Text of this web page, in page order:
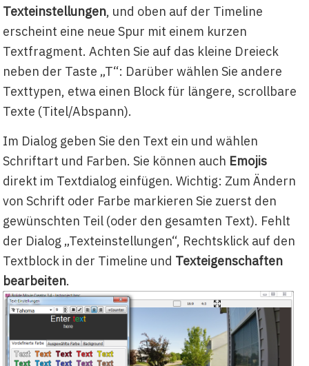
Texteinstellungen, und oben auf der Timeline
erscheint eine neue Spur mit einem kurzen
Textfragment. Achten Sie auf das kleine Dreieck
neben der Taste „T“: Darüber wählen Sie andere
Texttypen, etwa einen Block für längere, scrollbare
Texte (Titel/Abspann).
Im Dialog geben Sie den Text ein und wählen
Schriftart und Farben. Sie können auch Emojis
direkt im Textdialog einfügen. Wichtig: Zum Ändern
von Schrift oder Farbe markieren Sie zuerst den
gewünschten Teil (oder den gesamten Text). Fehlt
der Dialog „Texteinstellungen“, Rechtsklick auf den
Textblock in der Timeline und Texteigenschaften
bearbeiten.